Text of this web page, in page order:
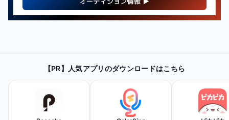
チェックしてみよう！
Amazonで見てみる
【PR】人気アプリのダウンロードはこちら